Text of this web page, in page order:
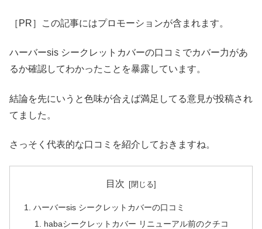
［PR］この記事にはプロモーションが含まれます。
ハーバーsis シークレットカバーの口コミでカバー力があ
るか確認してわかったことを暴露しています。
結論を先にいうと色味が合えば満足してる意見が投稿され
てました。
さっそく代表的な口コミを紹介しておきますね。
目次
ハーバーsis シークレットカバーの口コミ
habaシークレットカバー リニューアル前のクチコ